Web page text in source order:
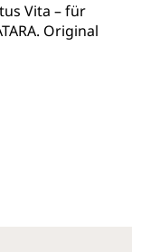
Vita – für
Original